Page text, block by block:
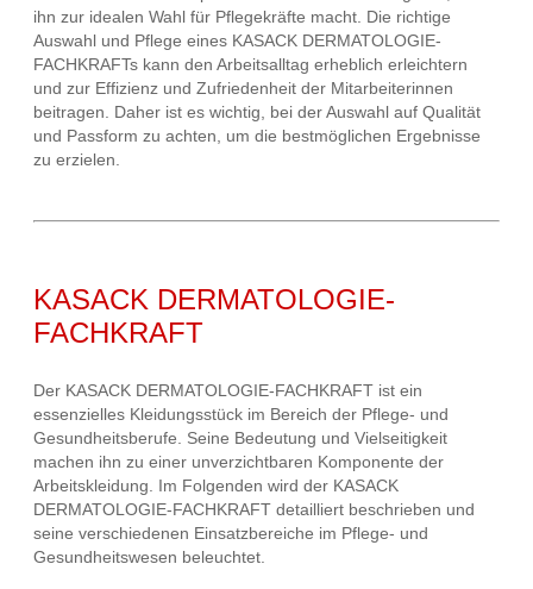
ihn zur idealen Wahl für Pflegekräfte macht. Die richtige
Auswahl und Pflege eines KASACK DERMATOLOGIE-
FACHKRAFTs kann den Arbeitsalltag erheblich erleichtern
und zur Effizienz und Zufriedenheit der Mitarbeiterinnen
beitragen. Daher ist es wichtig, bei der Auswahl auf Qualität
und Passform zu achten, um die bestmöglichen Ergebnisse
zu erzielen.
KASACK DERMATOLOGIE-
FACHKRAFT
Der KASACK DERMATOLOGIE-FACHKRAFT ist ein
essenzielles Kleidungsstück im Bereich der Pflege- und
Gesundheitsberufe. Seine Bedeutung und Vielseitigkeit
machen ihn zu einer unverzichtbaren Komponente der
Arbeitskleidung. Im Folgenden wird der KASACK
DERMATOLOGIE-FACHKRAFT detailliert beschrieben und
seine verschiedenen Einsatzbereiche im Pflege- und
Gesundheitswesen beleuchtet.